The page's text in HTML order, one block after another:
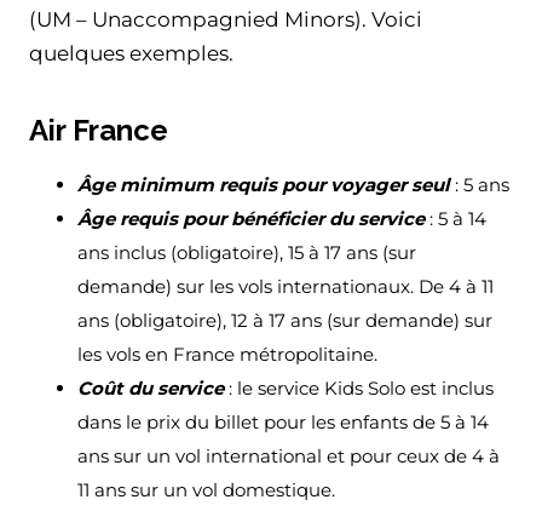
(UM – Unaccompagnied Minors). Voici
quelques exemples.
Air France
Âge minimum requis pour voyager seul: 5 ans
Âge requis pour bénéficier du service: 5 à 14
ans inclus (obligatoire), 15 à 17 ans (sur
demande) sur les vols internationaux. De 4 à 11
ans (obligatoire), 12 à 17 ans (sur demande) sur
les vols en France métropolitaine.
Coût du service: le service Kids Solo est inclus
dans le prix du billet pour les enfants de 5 à 14
ans sur un vol international et pour ceux de 4 à
11 ans sur un vol domestique.